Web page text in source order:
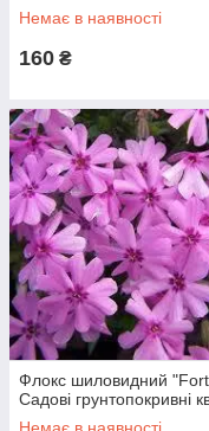
Немає в наявності
160 ₴
Флокс шиловидний
Садові грунтопокривні